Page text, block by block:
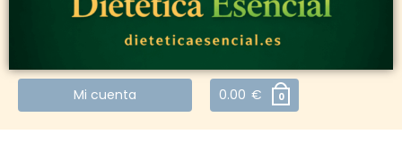
Mi cuenta 0.00 € 0